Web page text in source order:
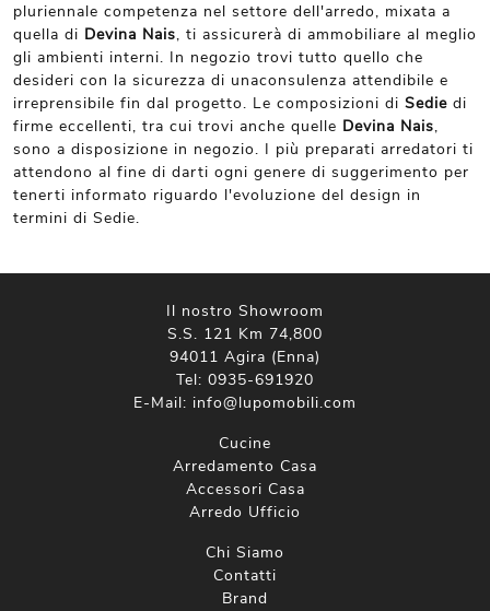
pluriennale competenza nel settore dell'arredo, mixata a
quella di Devina Nais, ti assicurerà di ammobiliare al meglio
gli ambienti interni. In negozio trovi tutto quello che
desideri con la sicurezza di unaconsulenza attendibile e
irreprensibile fin dal progetto. Le composizioni di Sedie di
firme eccellenti, tra cui trovi anche quelle Devina Nais,
sono a disposizione in negozio. I più preparati arredatori ti
attendono al fine di darti ogni genere di suggerimento per
tenerti informato riguardo l'evoluzione del design in
termini di Sedie.
Il nostro Showroom
S.S. 121 Km 74,800
94011 Agira (Enna)
Tel: 0935-691920
E-Mail: info@lupomobili.com
Cucine
Arredamento Casa
Accessori Casa
Arredo Ufficio
Chi Siamo
Contatti
Brand